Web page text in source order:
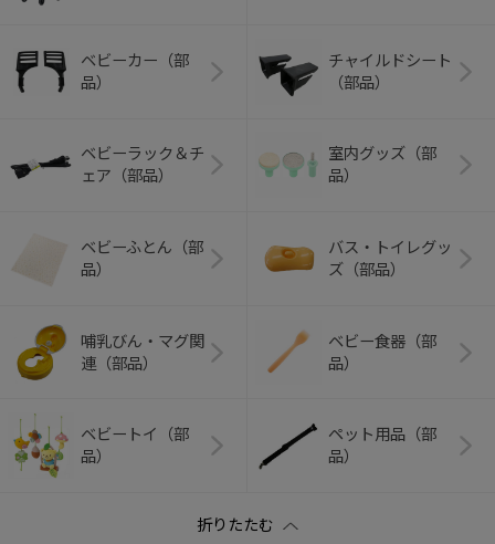
ベビーカー（部
品）
チャイルドシート
（部品）
ベビーラック＆チ
ェア（部品）
室内グッズ（部
品）
ベビーふとん（部
品）
バス・トイレグッ
ズ（部品）
哺乳びん・マグ関
連（部品）
ベビー食器（部
品）
ベビートイ（部
品）
ペット用品（部
品）